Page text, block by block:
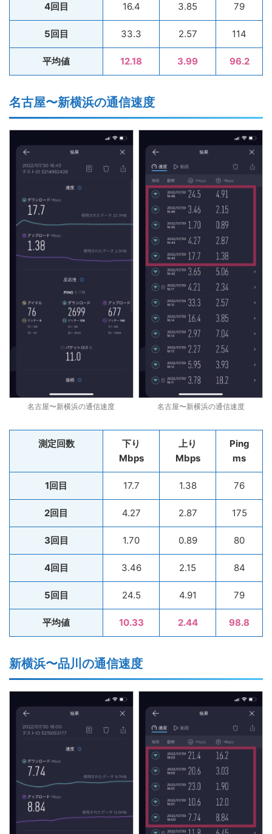
4回目 16.4 3.85 79
5回目 33.3 2.57 114
平均値 12.18 3.99 96.2
名古屋〜新横浜の通信速度
名古屋〜新横浜の通信速度 名古屋〜新横浜の通信速度
測定回数
下り
Mbps
上り
Mbps
Ping
ms
1回目 17.7 1.38 76
2回目 4.27 2.87 175
3回目 1.70 0.89 80
4回目 3.46 2.15 84
5回目 24.5 4.91 79
平均値 10.33 2.44 98.8
新横浜〜品川の通信速度